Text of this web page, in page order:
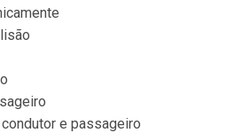
e passageiro